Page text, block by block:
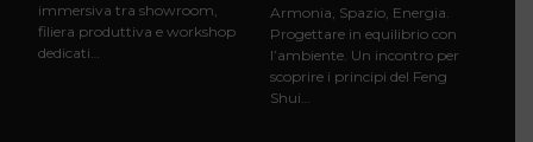
immersiva tra showroom,
filiera produttiva e workshop
dedicati…
Armonia, Spazio, Energia.
Progettare in equilibrio con
l’ambiente. Un incontro per
scoprire i principi del Feng
Shui…